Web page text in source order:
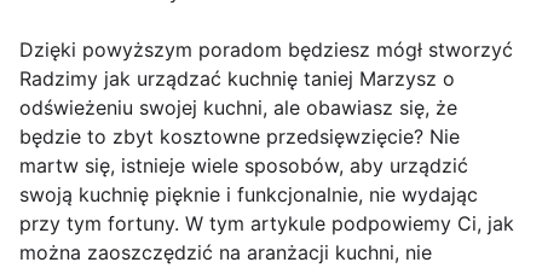
Dzięki powyższym poradom będziesz mógł stworzyć
Radzimy jak urządzać kuchnię taniej Marzysz o
odświeżeniu swojej kuchni, ale obawiasz się, że
będzie to zbyt kosztowne przedsięwzięcie? Nie
martw się, istnieje wiele sposobów, aby urządzić
swoją kuchnię pięknie i funkcjonalnie, nie wydając
przy tym fortuny. W tym artykule podpowiemy Ci, jak
można zaoszczędzić na aranżacji kuchni, nie